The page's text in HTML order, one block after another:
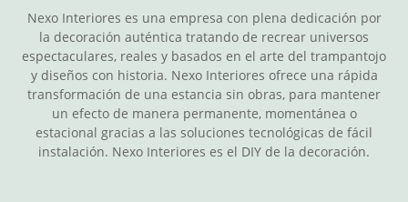
Nexo Interiores es una empresa con plena dedicación por
la decoración auténtica tratando de recrear universos
espectaculares, reales y basados en el arte del trampantojo
y diseños con historia. Nexo Interiores ofrece una rápida
transformación de una estancia sin obras, para mantener
un efecto de manera permanente, momentánea o
estacional gracias a las soluciones tecnológicas de fácil
instalación. Nexo Interiores es el DIY de la decoración.